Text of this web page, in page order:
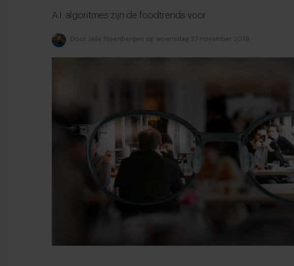
A.I. algoritmes zijn de foodtrends voor
Door Jelle Steenbergen op woensdag 27 november 2019